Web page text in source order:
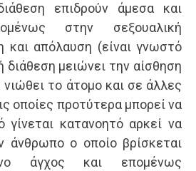
επιδρούν άμεσα και
στην σεξουαλική
και απόλαυση (είναι γνωστό
διάθεση μειώνει την αίσθηση
το άτομο και σε άλλες
οποίες προτύτερα μπορεί να
γίνεται κατανοητό αρκεί να
άνθρωπο ο οποίο βρίσκεται
άγχος και επομένως